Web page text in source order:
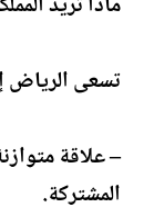
تسعى الرياض
– علاقة
المشتركة.